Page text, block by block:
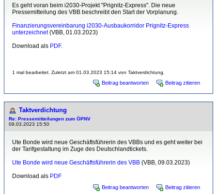
Es geht voran beim i2030-Projekt "Prignitz-Express". Die neue
Pressemitteilung des VBB beschreibt den Start der Vorplanung.
Finanzierungsvereinbarung i2030-Ausbaukorridor Prignitz-Express
unterzeichnet(VBB, 01.03.2023)
Download als PDF.
1 mal bearbeitet. Zuletzt am 01.03.2023 15:14 von Taktverdichtung.
Beitrag beantworten Beitrag zitieren
Taktverdichtung
Re: Pressemitteilungen zum ÖPNV
09.03.2023 15:50
Ute Bonde wird neue Geschäftsführerin des VBBs und es geht weiter bei
der Tarifgestaltung im Zuge des Deutschlandtickets.
Ute Bonde wird neue Geschäftsführerin des VBB (VBB, 09.03.2023)
Download als PDF
Beitrag beantworten Beitrag zitieren